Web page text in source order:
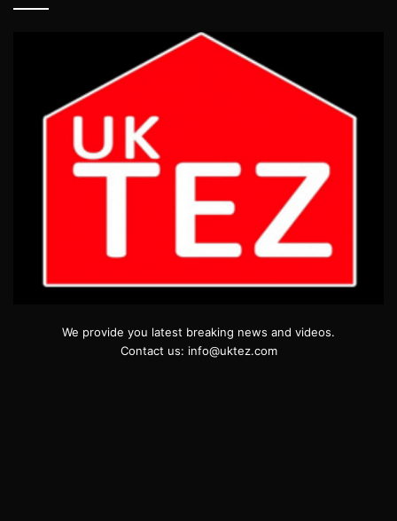
We provide you latest breaking news and videos.
Contact us: info@uktez.com